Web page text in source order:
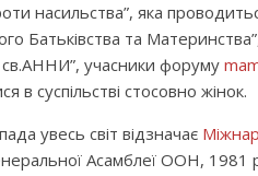
насильства”, яка
Батьківства та Материнства”,
учасники форуму
суспільстві стосовно жінок.
увесь світ відзначає
Асамблеї ООН, 1981